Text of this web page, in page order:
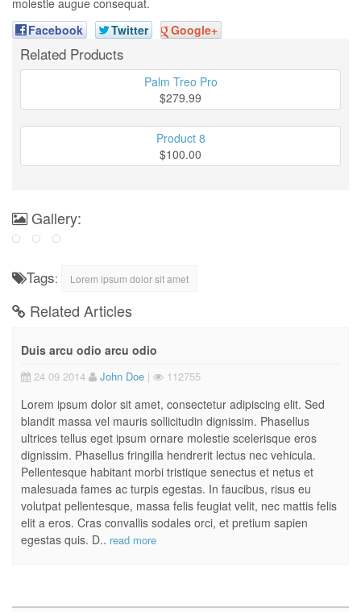
Facebook
Twitter Google+
Related Products
Palm Treo Pro
$279.99
Product 8
$100.00
Gallery:
Tags: Lorem ipsum dolor sit amet
Related Articles
Duis arcu odio arcu odio
24 09 2014 John Doe | 112755
Lorem ipsum dolor sit amet, consectetur adipiscing elit. Sed
blandit massa vel mauris sollicitudin dignissim. Phasellus
ultrices tellus eget ipsum ornare molestie scelerisque eros
dignissim. Phasellus fringilla hendrerit lectus nec vehicula.
Pellentesque habitant morbi tristique senectus et netus et
malesuada fames ac turpis egestas. In faucibus, risus eu
volutpat pellentesque, massa felis feugiat velit, nec mattis felis
elit a eros. Cras convallis sodales orci, et pretium sapien
egestas quis. D.. read more